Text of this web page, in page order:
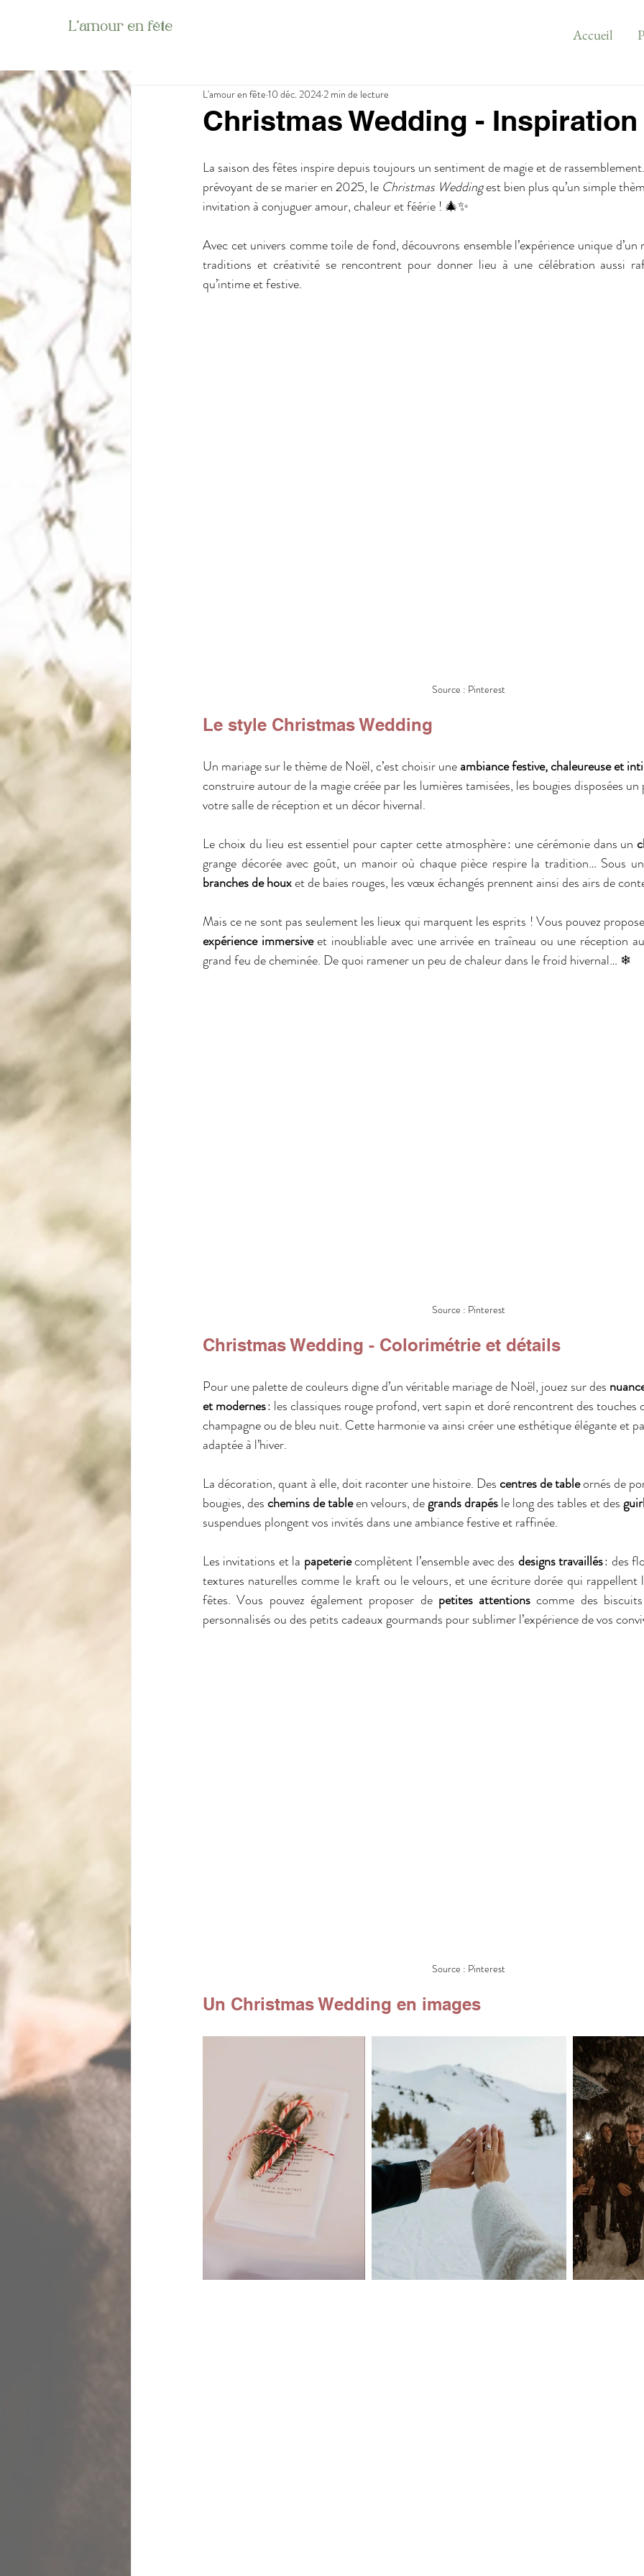
L'amour en fête Accueil
Christmas Wedding - Inspiration
L'amour en fête 10 déc. 20242 min de lecture
La saison des fêtes inspire depuis toujours un sentiment de magie et de
prévoyant de se marier en 2025, le Christmas Wedding est bien plus qu’un simple
invitation à conjuguer amour, chaleur et féérie ! 🎄✨
Avec cet univers comme toile de fond, découvrons ensemble l’expérience unique
traditions et créativité se rencontrent pour donner lieu à une célébration aussi
qu’intime et festive.
Source : Pinterest
Le style Christmas Wedding
Un mariage sur le thème de Noël, c’est choisir une ambiance festive, chaleureuse et
construire autour de la magie créée par les lumières tamisées, les bougies disposées
votre salle de réception et un décor hivernal.
Le choix du lieu est essentiel pour capter cette atmosphère : une cérémonie dans un
branches de houx et de baies rouges, les vœux échangés prennent ainsi des airs de
expérience immersive et inoubliable avec une arrivée en traîneau ou une réception
grand feu de cheminée. De quoi ramener un peu de chaleur dans le froid hivernal… ❄
Source : Pinterest
Christmas Wedding - Colorimétrie et détails
Pour une palette de couleurs digne d’un véritable mariage de Noël, jouez sur des
et modernes : les classiques rouge profond, vert sapin et doré rencontrent des touches
champagne ou de bleu nuit. Cette harmonie va ainsi créer une esthétique élégante et
adaptée à l’hiver.
La décoration, quant à elle, doit raconter une histoire. Des centres de table ornés de
bougies, des chemins de table en velours, de grands drapés le long des tables et des
suspendues plongent vos invités dans une ambiance festive et raffinée.
Les invitations et la papeterie complètent l’ensemble avec des designs travaillés : des
textures naturelles comme le kraft ou le velours, et une écriture dorée qui rappellent
fêtes. Vous pouvez également proposer de petites attentions comme des
personnalisés ou des petits cadeaux gourmands pour sublimer l’expérience de vos
Source : Pinterest
Un Christmas Wedding en images